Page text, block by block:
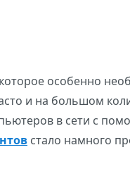
особенно
и на большом
в сети с
стало намного